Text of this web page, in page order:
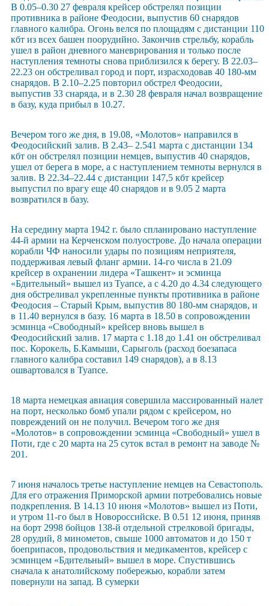
В 0.05–0.30 27 февраля крейсер обстрелял позиции
противника в районе Феодосии, выпустив 60 снарядов
главного калибра. Огонь велся по площадям с дистанции 110
кбт из всех башен поорудийно. Закончив стрельбу, корабль
ушел в район дневного маневрирования и только после
наступления темноты снова приблизился к берегу. В 22.03–
22.23 он обстреливал город и порт, израсходовав 40 180-мм
снарядов. В 2.10–2.25 повторил обстрел Феодосии,
выпустив 33 снаряда, и в 2.30 28 февраля начал возвращение
в базу, куда прибыл в 10.27.
Вечером того же дня, в 19.08, «Молотов» направился в
Феодосийский залив. В 2.43– 2.541 марта с дистанции 134
кбт он обстрелял позиции немцев, выпустив 40 снарядов,
ушел от берега в море, а с наступлением темноты вернулся в
залив. В 22.34–22.44 с дистанции 147,5 кбт крейсер
выпустил по врагу еще 40 снарядов и в 9.05 2 марта
возвратился в базу.
На середину марта 1942 г. было спланировано наступление
44-й армии на Керченском полуострове. До начала операции
корабли ЧФ наносили удары по позициям неприятеля,
поддерживая левый фланг армии. 14-го числа в 21.09
крейсер в охранении лидера «Ташкент» и эсминца
«Бдительный» вышел из Туапсе, а с 4.20 до 4.34 следующего
дня обстреливал укрепленные пункты противника в районе
Феодосия – Старый Крым, выпустив 80 180-мм снарядов, и
в 11.40 вернулся в базу. 16 марта в 18.50 в сопровождении
эсминца «Свободный» крейсер вновь вышел в
Феодосийский залив. 17 марта с 1.18 до 1.41 он обстреливал
пос. Корокель, Б.Камыши, Сарыголь (расход боезапаса
главного калибра составил 149 снарядов), а в 8.13
ошвартовался в Туапсе.
18 марта немецкая авиация совершила массированный налет
на порт, несколько бомб упали рядом с крейсером, но
повреждений он не получил. Вечером того же дня
«Молотов» в сопровождении эсминца «Свободный» ушел в
Поти, где с 20 марта на 25 суток встал в ремонт на заводе №
201.
7 июня началось третье наступление немцев на Севастополь.
Для его отражения Приморской армии потребовались новые
подкрепления. В 14.13 10 июня «Молотов» вышел из Поти,
и утром 11-го был в Новороссийске. В 0.51 12 июня, приняв
на борт 2998 бойцов 138-й отдельной стрелковой бригады,
28 орудий, 8 минометов, свыше 1000 автоматов и до 150 т
боеприпасов, продовольствия и медикаментов, крейсер с
эсминцем «Бдительный» вышел в море. Спустившись
сначала к анатолийскому побережью, корабли затем
повернули на запад. В сумерки